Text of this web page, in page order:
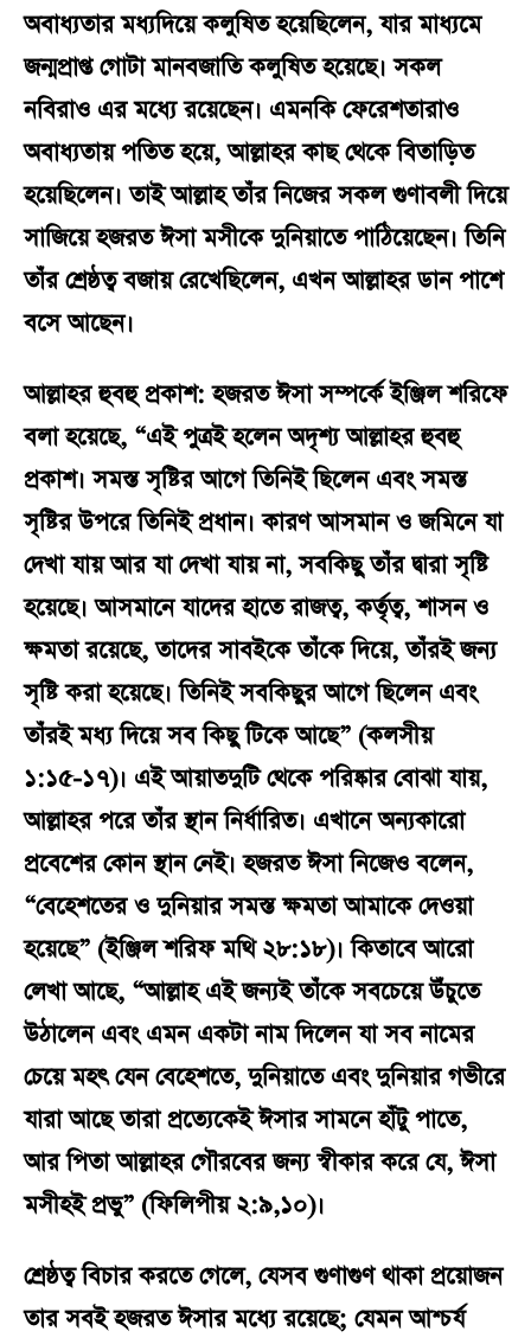
অবাধ্যতার মধ্যদিয়ে কলুষিত হয়েছিলেন, যার মাধ্যমে
জন্মপ্রাপ্ত গোটা মানবজাতি কলুষিত হয়েছে। সকল
নবিরাও এর মধ্যে রয়েছেন। এমনকি ফেরেশতারাও
অবাধ্যতায় পতিত হয়ে, আল্লাহর কাছ থেকে বিতাড়িত
হয়েছিলেন। তাই আল্লাহ তাঁর নিজের সকল গুণাবলী দিয়ে
সাজিয়ে হজরত ঈসা মসীকে দুনিয়াতে পাঠিয়েছেন। তিনি
তাঁর শ্রেষ্ঠত্ব বজায় রেখেছিলেন, এখন আল্লাহর ডান পাশে
বসে আছেন।
আল্লাহর হুবহু প্রকাশ:হজরত ঈসা সম্পর্কে ইঞ্জিল শরিফে
বলা হয়েছে, “এই পুত্রই হলেন অদৃশ্য আল্লাহর হুবহু
প্রকাশ। সমস্ত সৃষ্টির আগে তিনিই ছিলেন এবং সমস্ত
সৃষ্টির উপরে তিনিই প্রধান। কারণ আসমান ও জমিনে যা
দেখা যায় আর যা দেখা যায় না, সবকিছু তাঁর দ্বারা সৃষ্টি
হয়েছে। আসমানে যাদের হাতে রাজত্ব, কর্তৃত্ব, শাসন ও
ক্ষমতা রয়েছে, তাদের সাবইকে তাঁকে দিয়ে, তাঁরই জন্য
সৃষ্টি করা হয়েছে। তিনিই সবকিছুর আগে ছিলেন এবং
তাঁরই মধ্য দিয়ে সব কিছু টিকে আছে” (কলসীয়
১:১৫-১৭)। এই আয়াতদুটি থেকে পরিষ্কার বোঝা যায়,
আল্লাহর পরে তাঁর স্থান নির্ধারিত। এখানে অন্যকারো
প্রবেশের কোন স্থান নেই। হজরত ঈসা নিজেও বলেন,
“বেহেশতের ও দুনিয়ার সমস্ত ক্ষমতা আমাকে দেওয়া
হয়েছে” (ইঞ্জিল শরিফ মথি ২৮:১৮)। কিতাবে আরো
লেখা আছে, “আল্লাহ এই জন্যই তাঁকে সবচেয়ে উঁচুতে
উঠালেন এবং এমন একটা নাম দিলেন যা সব নামের
চেয়ে মহৎ যেন বেহেশতে, দুনিয়াতে এবং দুনিয়ার গভীরে
যারা আছে তারা প্রত্যেকেই ঈসার সামনে হাঁটু পাতে,
আর পিতা আল্লাহর গৌরবের জন্য স্বীকার করে যে, ঈসা
মসীহই প্রভু” (ফিলিপীয় ২:৯,১০)।
শ্রেষ্ঠত্ব বিচার করতে গেলে, যেসব গুণাগুণ থাকা প্রয়োজন
তার সবই হজরত ঈসার মধ্যে রয়েছে; যেমন আশ্চর্য